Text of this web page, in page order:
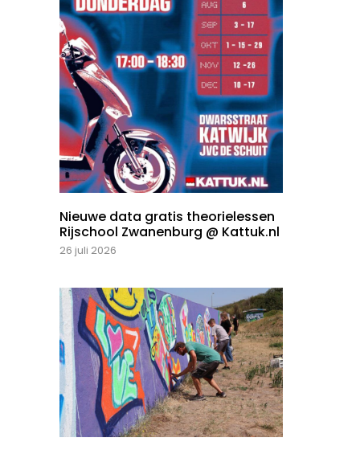
Nieuwe data gratis theorielessen
Rijschool Zwanenburg @ Kattuk.nl
26 juli 2026